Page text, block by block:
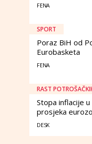
FENA
SPORT
Poraz BiH od
Eurobasketa
FENA
RAST
Stopa inflacije
prosjeka
DESK